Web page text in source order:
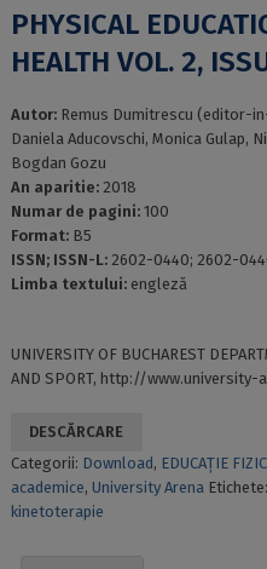
PHYSICAL
HEALTH VOL. 2,
Autor: Remus Dumitrescu (editor-
Daniela Aducovschi, Monica Gulap,
Bogdan Gozu
An aparitie: 2018
Numar de pagini: 100
Format: B5
ISSN; ISSN-L: 2602-0440; 2602-
Limba textului: engleză
UNIVERSITY OF BUCHAREST
AND SPORT, http://www.university-
DESCĂRCARE
Categorii: Download, EDUCAȚIE
academice, University Arena Etichete:
kinetoterapie